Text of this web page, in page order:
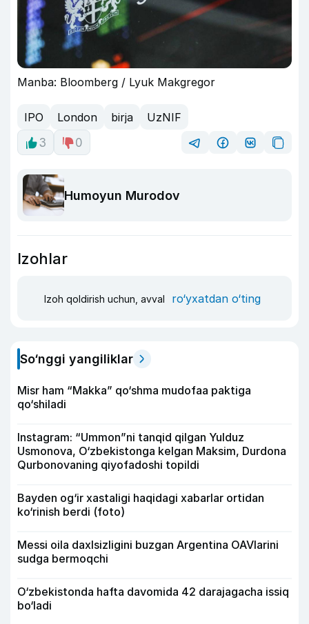
Manba: Bloomberg / Lyuk Makgregor
IPO London birja
UzNIF
3
0
Humoyun Murodov
Izohlar
Izoh qoldirish uchun, avval ro‘yxatdan o‘ting
So‘nggi yangiliklar
Misr ham “Makka” qo‘shma mudofaa paktiga
qo‘shiladi
Instagram: “Ummon”ni tanqid qilgan Yulduz
Usmonova, O‘zbekistonga kelgan Maksim, Durdona
Qurbonovaning qiyofadoshi topildi
Bayden og‘ir xastaligi haqidagi xabarlar ortidan
ko‘rinish berdi (foto)
Messi oila daxlsizligini buzgan Argentina OAVlarini
sudga bermoqchi
O‘zbekistonda hafta davomida 42 darajagacha issiq
bo‘ladi